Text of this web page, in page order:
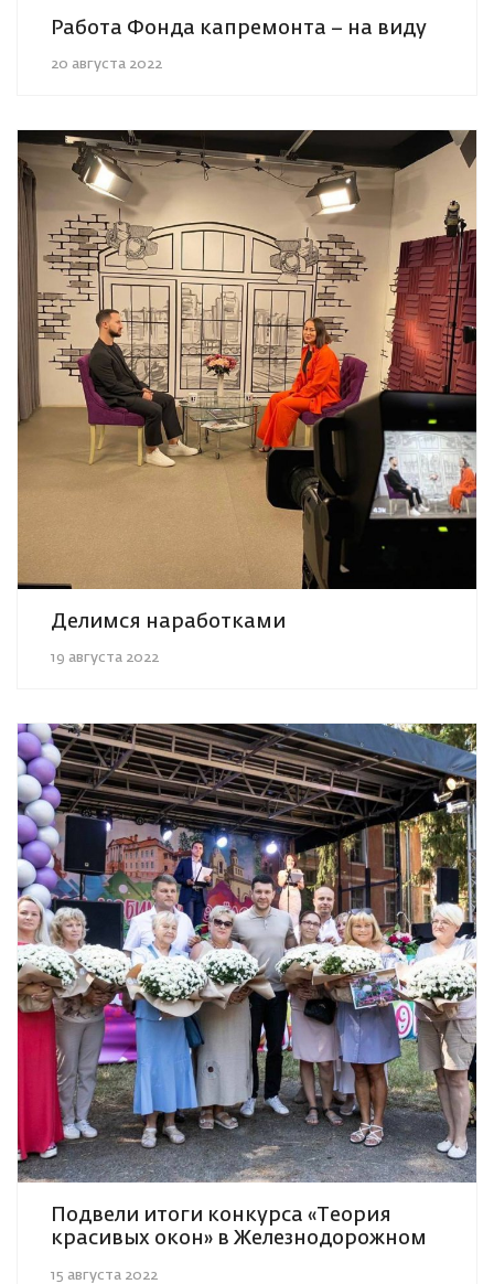
Работа Фонда капремонта – на виду
20 августа 2022
Делимся наработками
19 августа 2022
Подвели итоги конкурса «Теория
красивых окон» в Железнодорожном
15 августа 2022